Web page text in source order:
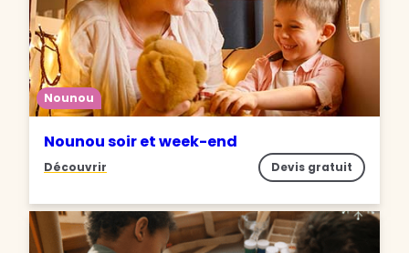
Nounou
Nounou soir et week-end
Découvrir Devis gratuit